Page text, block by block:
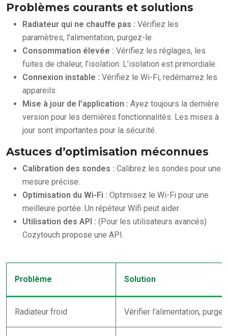
Problèmes courants et solutions
Radiateur qui ne chauffe pas : Vérifiez les
paramètres, l’alimentation, purgez-le.
Consommation élevée : Vérifiez les réglages, les
fuites de chaleur, l’isolation. L’isolation est primordiale.
Connexion instable : Vérifiez le Wi-Fi, redémarrez les
appareils.
Mise à jour de l’application : Ayez toujours la dernière
version pour les dernières fonctionnalités. Les mises à
jour sont importantes pour la sécurité.
Astuces d’optimisation méconnues
Calibration des sondes : Calibrez les sondes pour une
mesure précise.
Optimisation du Wi-Fi : Optimisez le Wi-Fi pour une
meilleure portée. Un répéteur Wifi peut aider.
Utilisation des API : (Pour les utilisateurs avancés)
Cozytouch propose une API.
Problème Solution
Radiateur froid Vérifier l’alimentation,